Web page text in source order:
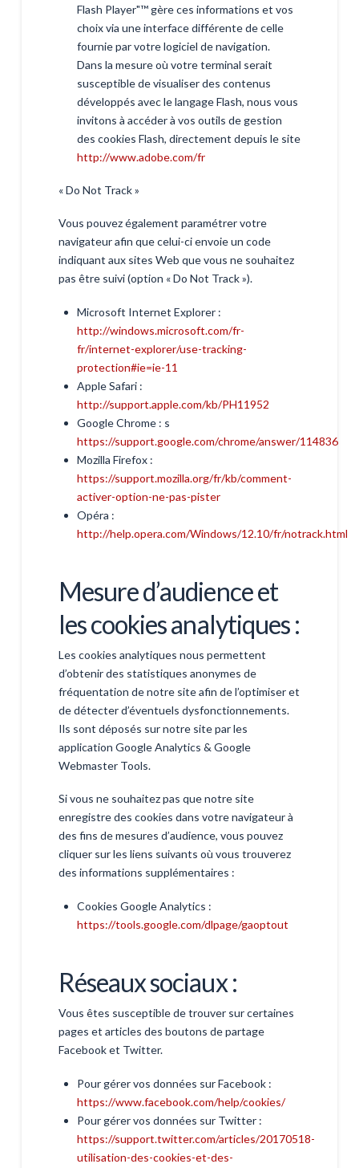
Flash Player"™ gère ces informations et vos
choix via une interface différente de celle
fournie par votre logiciel de navigation.
Dans la mesure où votre terminal serait
susceptible de visualiser des contenus
développés avec le langage Flash, nous vous
invitons à accéder à vos outils de gestion
des cookies Flash, directement depuis le site
http://www.adobe.com/fr
« Do Not Track »
Vous pouvez également paramétrer votre
navigateur afin que celui-ci envoie un code
indiquant aux sites Web que vous ne souhaitez
pas être suivi (option « Do Not Track »).
Microsoft Internet Explorer :
http://windows.microsoft.com/fr-
fr/internet-explorer/use-tracking-
protection#ie=ie-11
Apple Safari :
http://support.apple.com/kb/PH11952
Google Chrome : s
https://support.google.com/chrome/answer/114836
Mozilla Firefox :
https://support.mozilla.org/fr/kb/comment-
activer-option-ne-pas-pister
Opéra :
http://help.opera.com/Windows/12.10/fr/notrack.html
Mesure d’audience et
les cookies analytiques :
Les cookies analytiques nous permettent
d’obtenir des statistiques anonymes de
fréquentation de notre site afin de l’optimiser et
de détecter d’éventuels dysfonctionnements.
Ils sont déposés sur notre site par les
application Google Analytics & Google
Webmaster Tools.
Si vous ne souhaitez pas que notre site
enregistre des cookies dans votre navigateur à
des fins de mesures d’audience, vous pouvez
cliquer sur les liens suivants où vous trouverez
des informations supplémentaires :
Cookies Google Analytics :
https://tools.google.com/dlpage/gaoptout
Réseaux sociaux :
Vous êtes susceptible de trouver sur certaines
pages et articles des boutons de partage
Facebook et Twitter.
Pour gérer vos données sur Facebook :
https://www.facebook.com/help/cookies/
Pour gérer vos données sur Twitter :
https://support.twitter.com/articles/20170518-
utilisation-des-cookies-et-des-